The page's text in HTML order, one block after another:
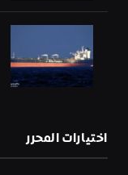
اختيارات المحرر